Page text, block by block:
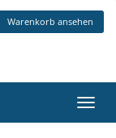
Warenkorb ansehen
ein-/